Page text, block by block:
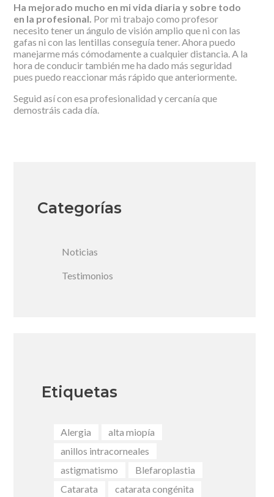
Ha mejorado mucho en mi vida diaria y sobre todo
en la profesional. Por mi trabajo como profesor
necesito tener un ángulo de visión amplio que ni con las
gafas ni con las lentillas conseguía tener. Ahora puedo
manejarme más cómodamente a cualquier distancia. A la
hora de conducir también me ha dado más seguridad
pues puedo reaccionar más rápido que anteriormente.
Seguid así con esa profesionalidad y cercanía que
demostráis cada día.
Categorías
Noticias
Testimonios
Etiquetas
Alergia
alta miopía
anillos intracorneales
astigmatismo
Blefaroplastia
Catarata
catarata congénita